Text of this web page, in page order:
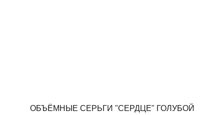
ОБЪЁМНЫЕ СЕРЬГИ "СЕРДЦЕ" ГОЛУБОЙ